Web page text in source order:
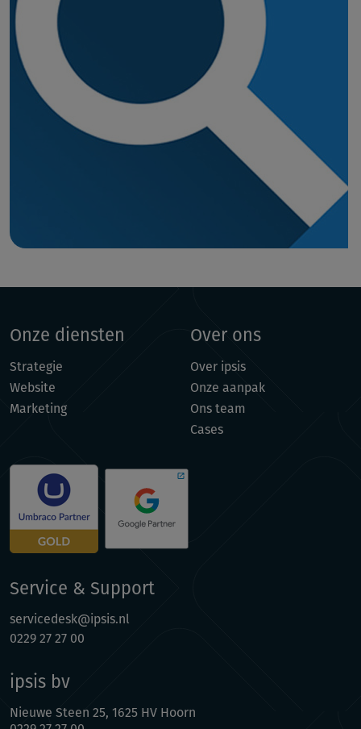
Onze diensten
Strategie
Website
Marketing
Over ons
Over ipsis
Onze aanpak
Ons team
Cases
Service & Support
servicedesk@ipsis.nl
0229 27 27 00
ipsis bv
Nieuwe Steen 25, 1625 HV Hoorn